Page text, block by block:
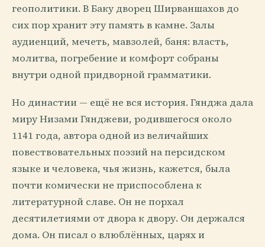
геополитики. В Баку дворец Ширваншахов до
сих пор хранит эту память в камне. Залы
аудиенций, мечеть, мавзолей, баня: власть,
молитва, погребение и комфорт собраны
внутри одной придворной грамматики.
Но династии — ещё не вся история. Гянджа дала
миру Низами Гянджеви, родившегося около
1141 года, автора одной из величайших
повествовательных поэзий на персидском
языке и человека, чья жизнь, кажется, была
почти комически не приспособлена к
литературной славе. Он не порхал
десятилетиями от двора к двору. Он держался
дома. Он писал о влюблённых, царях и